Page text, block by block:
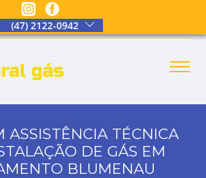
(47) 2122-0942
ASSISTÊNCIA TÉCNICA
DE GÁS EM
BLUMENAU